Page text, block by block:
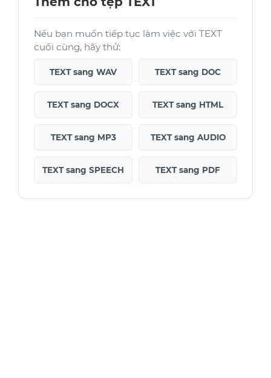
Nếu bạn muốn tiếp tục làm việc với TEXT
cuối cùng, hãy thử:
TEXT sang WAV TEXT sang DOC
TEXT sang DOCX TEXT sang HTML
TEXT sang MP3 TEXT sang AUDIO
TEXT sang SPEECH TEXT sang PDF